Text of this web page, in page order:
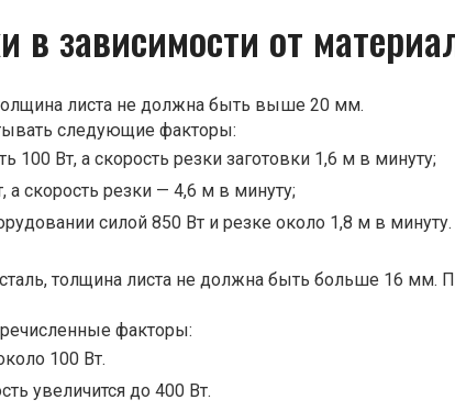
в зависимости от
листа не должна быть выше 20 мм.
следующие факторы:
Вт, а скорость резки заготовки 1,6 м в минуту;
скорость резки — 4,6 м в минуту;
силой 850 Вт и резке около 1,8 м в минуту.
толщина листа не должна быть больше 16 мм.
факторы:
100 Вт.
увеличится до 400 Вт.